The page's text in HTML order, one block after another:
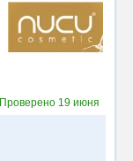
Проверено 19 июня